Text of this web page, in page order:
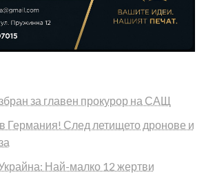
за главен прокурор на САЩ
Германия! След летището дронове и
Най-малко 12 жертви